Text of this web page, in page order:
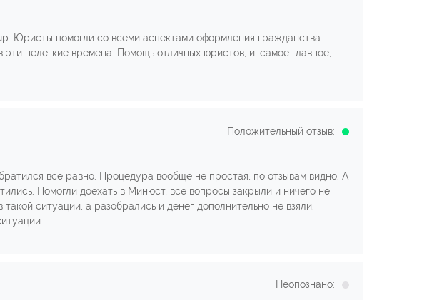
Юристы помогли со всеми аспектами оформления гражданства.
нелегкие времена. Помощь отличных юристов, и, самое главное,
Положительный отзыв:
все равно. Процедура вообще не простая, по отзывам видно. А
Помогли доехать в Минюст, все вопросы закрыли и ничего не
ситуации, а разобрались и денег дополнительно не взяли.
Неопознано: